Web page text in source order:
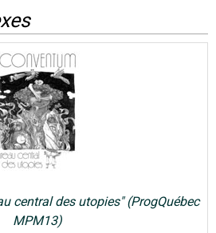
central des utopies" (ProgQuébec
MPM13)